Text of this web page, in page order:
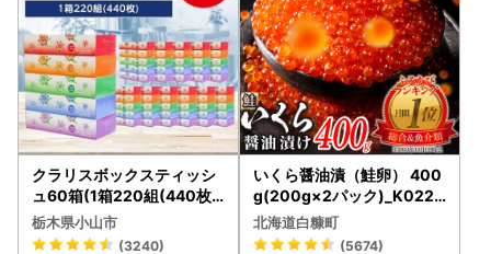
クラリスボックスティッシ
ュ60箱(1箱220組(440枚))
(5個入り×12セット)【配送
不可地域：離島・沖縄県】
栃木県小山市
(3240)
いくら醤油漬（鮭卵） 400
g(200g×2パック)_K022-
1676
北海道白糠町
(5674)